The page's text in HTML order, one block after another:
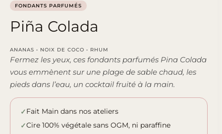
FONDANTS PARFUMÉS
Piña Colada
ANANAS • NOIX DE COCO • RHUM
Fermez les yeux, ces fondants parfumés Pina Colada
vous emmènent sur une plage de sable chaud, les
pieds dans l’eau, un cocktail fruité à la main.
Fait Main dans nos ateliers
Cire 100% végétale sans OGM, ni paraffine